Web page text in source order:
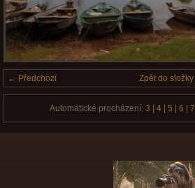
← Předchozí Zpět do složky
Automatické procházení: 3 4| 5 6 7